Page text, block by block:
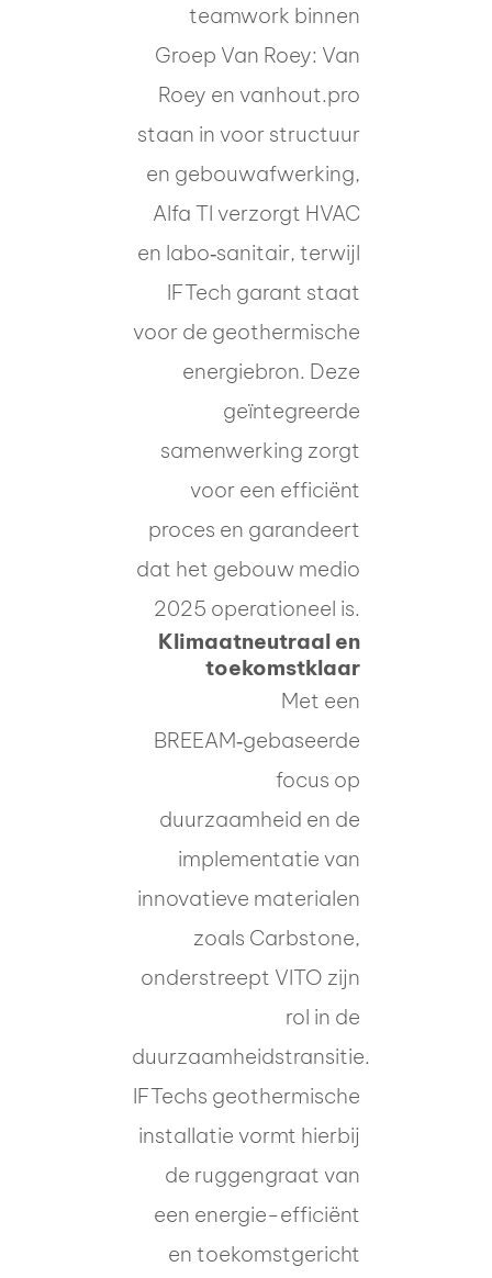
teamwork binnen
Groep Van Roey: Van
Roey en vanhout.pro
staan in voor structuur
en gebouwafwerking,
Alfa TI verzorgt HVAC
en labo‑sanitair, terwijl
IFTech garant staat
voor de geothermische
energiebron. Deze
geïntegreerde
samenwerking zorgt
voor een efficiënt
proces en garandeert
dat het gebouw medio
2025 operationeel is.
Klimaatneutraal en
toekomstklaar
Met een
BREEAM‑gebaseerde
focus op
duurzaamheid en de
implementatie van
innovatieve materialen
zoals Carbstone,
onderstreept VITO zijn
rol in de
duurzaamheidstransitie.
IFTechs geothermische
installatie vormt hierbij
de ruggengraat van
een energie-efficiënt
en toekomstgericht